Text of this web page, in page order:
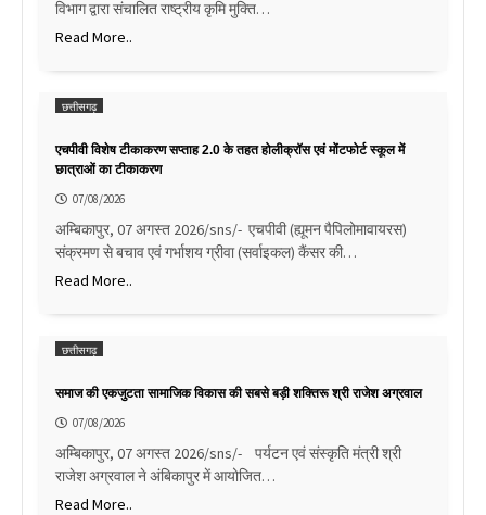
विभाग द्वारा संचालित राष्ट्रीय कृमि मुक्ति…
Read More..
छत्तीसगढ़
एचपीवी विशेष टीकाकरण सप्ताह 2.0 के तहत होलीक्रॉस एवं मोंटफोर्ट स्कूल में
छात्राओं का टीकाकरण
07/08/2026
अम्बिकापुर, 07 अगस्त 2026/sns/- एचपीवी (ह्यूमन पैपिलोमावायरस)
संक्रमण से बचाव एवं गर्भाशय ग्रीवा (सर्वाइकल) कैंसर की…
Read More..
छत्तीसगढ़
समाज की एकजुटता सामाजिक विकास की सबसे बड़ी शक्तिरू श्री राजेश अग्रवाल
07/08/2026
अम्बिकापुर, 07 अगस्त 2026/sns/- पर्यटन एवं संस्कृति मंत्री श्री
राजेश अग्रवाल ने अंबिकापुर में आयोजित…
Read More..